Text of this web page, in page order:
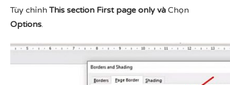
Tùy chỉnhThis section First page only và Chọn
Options.